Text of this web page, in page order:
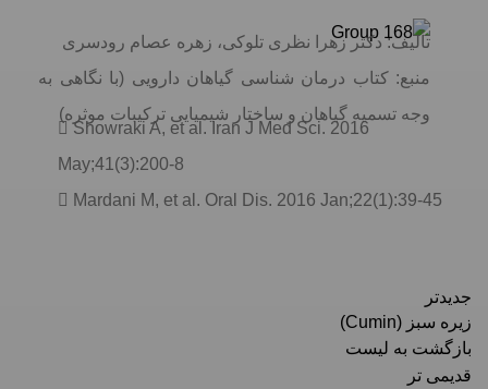
تألیف: دکتر زهرا نظری تلوکی، زهره عصام رودسری
منبع: کتاب درمان شناسی گیاهان دارویی (با نگاهی به
وجه تسمیه گیاهان و ساختار شیمیایی ترکیبات موثره)
 Showraki A, et al. Iran J Med Sci. 2016
May;41(3):200-8
 Mardani M, et al. Oral Dis. 2016 Jan;22(1):39-45
جدیدتر
زیره سبز (Cumin)
بازگشت به لیست
قدیمی تر